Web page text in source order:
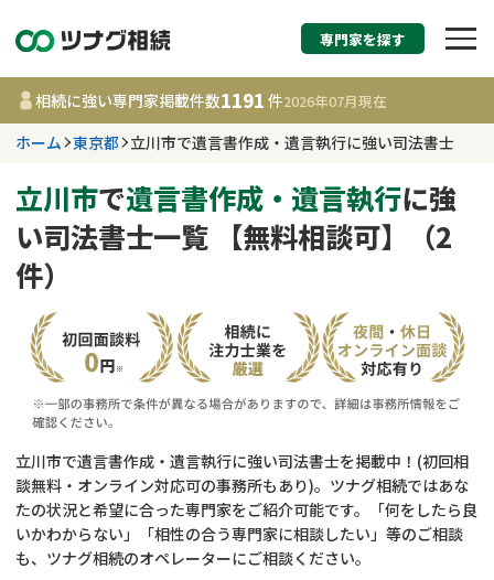
相続税申告・相続手
す
東京都
事務所 1191
相談内容で探す
遺言書作成・遺言執行
相続登記
遺留分侵害額請求
相続手続き
費用相場
コラム
相続手続き
遺言
専門家を探す
相続に強い専門家掲載件数1191 件2026年07月現在
ホーム 東京都 立川市で遺言書作成・遺言執行に強い司法書士
立川市で遺言書作成・遺言執行に強
い司法書士一覧 【無料相談可】（2
件）
立川市で遺言書作成・遺言執行に強い司法書士を掲載中！(初回相
談無料・オンライン対応可の事務所もあり)。ツナグ相続ではあな
たの状況と希望に合った専門家をご紹介可能です。「何をしたら良
いかわからない」「相性の合う専門家に相談したい」等のご相談
も、ツナグ相続のオペレーターにご相談ください。